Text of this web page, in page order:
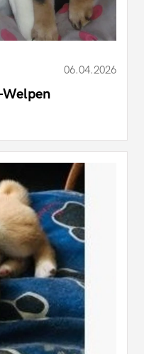
06.04.2026